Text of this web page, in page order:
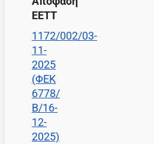
ΕΕΤΤ
1172/002/03-
11-
2025
(ΦΕΚ
6778/
Β/16-
12-
2025)